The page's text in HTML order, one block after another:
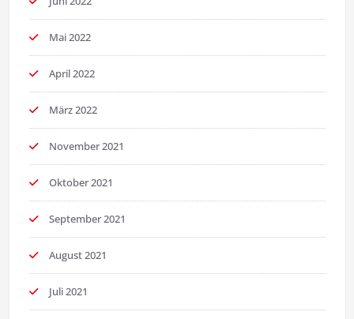
Mai 2022
April 2022
März 2022
November 2021
Oktober 2021
September 2021
August 2021
Juli 2021